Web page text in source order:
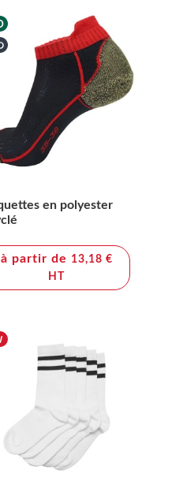
en polyester
à partir de 13,18 €
HT